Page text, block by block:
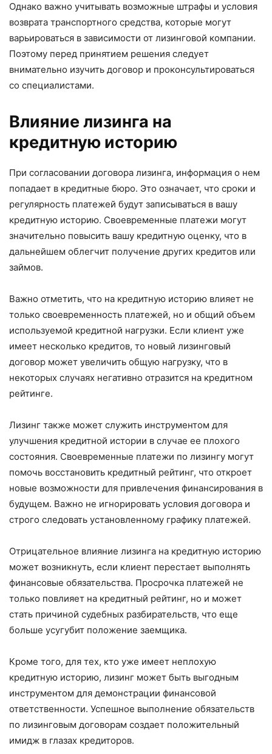
Однако важно учитывать возможные штрафы и условия
возврата транспортного средства, которые могут
варьироваться в зависимости от лизинговой компании.
Поэтому перед принятием решения следует
внимательно изучить договор и проконсультироваться
со специалистами.
Влияние лизинга на
кредитную историю
При согласовании договора лизинга, информация о нем
попадает в кредитные бюро. Это означает, что сроки и
регулярность платежей будут записываться в вашу
кредитную историю. Своевременные платежи могут
значительно повысить вашу кредитную оценку, что в
дальнейшем облегчит получение других кредитов или
займов.
Важно отметить, что на кредитную историю влияет не
только своевременность платежей, но и общий объем
используемой кредитной нагрузки. Если клиент уже
имеет несколько кредитов, то новый лизинговый
договор может увеличить общую нагрузку, что в
некоторых случаях негативно отразится на кредитном
рейтинге.
Лизинг также может служить инструментом для
улучшения кредитной истории в случае ее плохого
состояния. Своевременные платежи по лизингу могут
помочь восстановить кредитный рейтинг, что откроет
новые возможности для привлечения финансирования в
будущем. Важно не игнорировать условия договора и
строго следовать установленному графику платежей.
Отрицательное влияние лизинга на кредитную историю
может возникнуть, если клиент перестает выполнять
финансовые обязательства. Просрочка платежей не
только повлияет на кредитный рейтинг, но и может
стать причиной судебных разбирательств, что еще
больше усугубит положение заемщика.
Кроме того, для тех, кто уже имеет неплохую
кредитную историю, лизинг может быть выгодным
инструментом для демонстрации финансовой
ответственности. Успешное выполнение обязательств
по лизинговым договорам создает положительный
имидж в глазах кредиторов.